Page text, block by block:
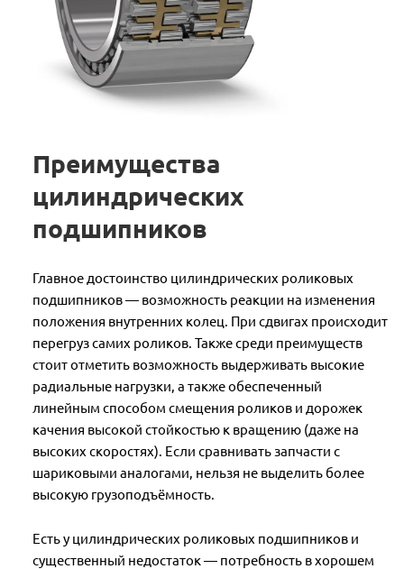
Преимущества
цилиндрических
подшипников
Главное достоинство цилиндрических роликовых
подшипников — возможность реакции на изменения
положения внутренних колец. При сдвигах происходит
перегруз самих роликов. Также среди преимуществ
стоит отметить возможность выдерживать высокие
радиальные нагрузки, а также обеспеченный
линейным способом смещения роликов и дорожек
качения высокой стойкостью к вращению (даже на
высоких скоростях). Если сравнивать запчасти с
шариковыми аналогами, нельзя не выделить более
высокую грузоподъёмность.
Есть у цилиндрических роликовых подшипников и
существенный недостаток — потребность в хорошем